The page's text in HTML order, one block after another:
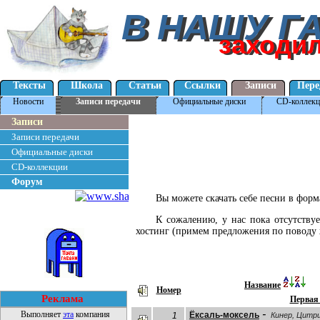
В НАШУ
В НАШУ
Тексты Школа Статьи Ссылки Записи
Новости Записи передачи Официальные диски CD-
Записи
Записи передачи
Официальные диски
CD-коллекции
Форум
Реклама
Выполняет эта компания
Вы можете скачать себе песни в
К сожалению, у нас пока
хостинг (примем предложения по поводу
Номер Название
Первая
1 Ёксаль-моксель - Кинер,